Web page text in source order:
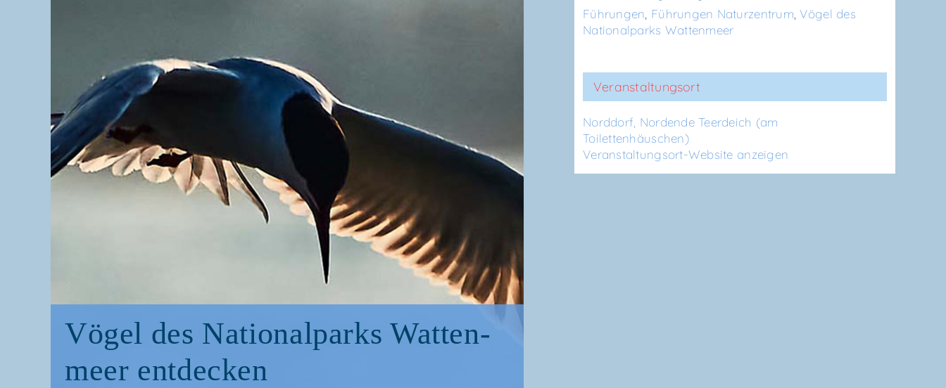
Vögel des Natio­nal­parks Wat­ten­
meer entdecken
Führungen Führungen Naturzentrum ,Vögel des
Nationalparks Wattenmeer
Veranstaltungsort
Nord­dorf, Nor­den­de Teer­deich (am
Toilettenhäuschen)
Veranstaltungsort-Website anzeigen